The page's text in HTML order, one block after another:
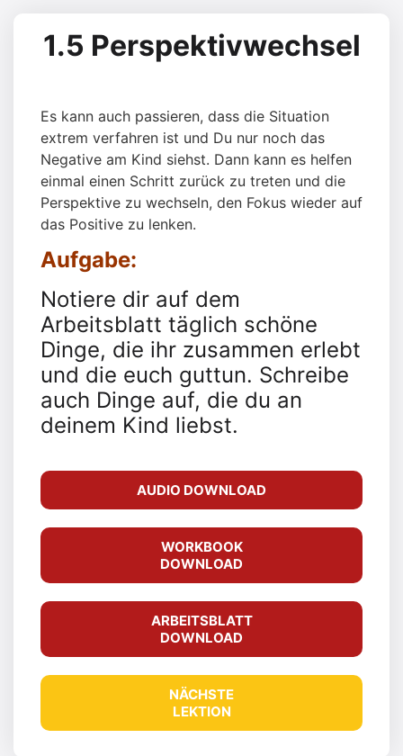
1.5 Perspektivwechsel
Es kann auch passieren, dass die Situation
extrem verfahren ist und Du nur noch das
Negative am Kind siehst. Dann kann es helfen
einmal einen Schritt zurück zu treten und die
Perspektive zu wechseln, den Fokus wieder auf
das Positive zu lenken.
Aufgabe:
Notiere dir auf dem
Arbeitsblatt täglich schöne
Dinge, die ihr zusammen erlebt
und die euch guttun. Schreibe
auch Dinge auf, die du an
deinem Kind liebst.
AUDIO DOWNLOAD
WORKBOOK
DOWNLOAD
ARBEITSBLATT
DOWNLOAD
NÄCHSTE
LEKTION